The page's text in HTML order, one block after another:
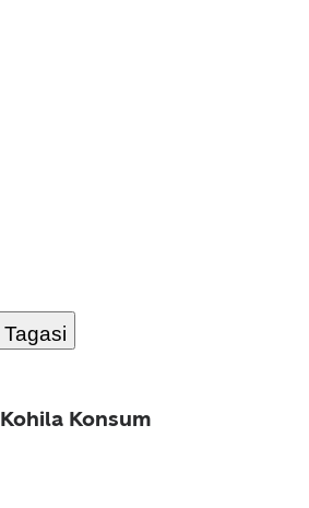
Tagasi
Kohila Konsum